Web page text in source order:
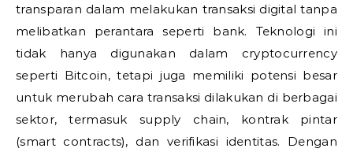
transparan dalam melakukan transaksi digital tanpa
melibatkan perantara seperti bank. Teknologi ini
tidak hanya digunakan dalam cryptocurrency
seperti Bitcoin, tetapi juga memiliki potensi besar
untuk merubah cara transaksi dilakukan di berbagai
sektor, termasuk supply chain, kontrak pintar
(smart contracts), dan verifikasi identitas. Dengan